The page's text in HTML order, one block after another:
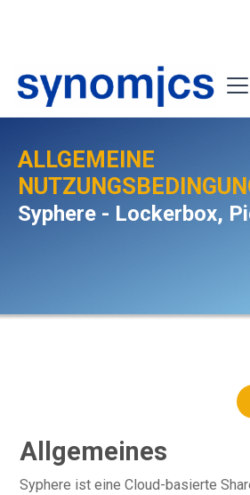
ALLGEMEINE
Syphere - Lockerbox,
Allgemeines
Syphere ist eine Cloud-basierte